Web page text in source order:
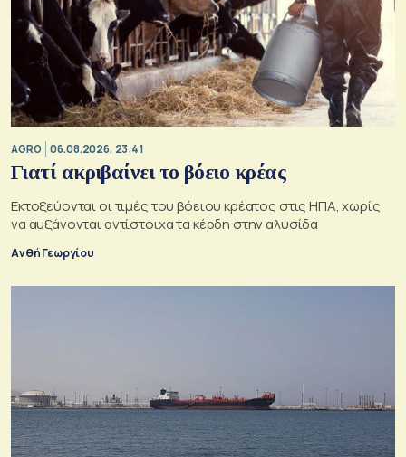
AGRO 06.08.2026, 23:41
Γιατί ακριβαίνει το βόειο κρέας
Εκτοξεύονται οι τιμές του βόειου κρέατος στις ΗΠΑ, χωρίς
να αυξάνονται αντίστοιχα τα κέρδη στην αλυσίδα
Ανθή Γεωργίου